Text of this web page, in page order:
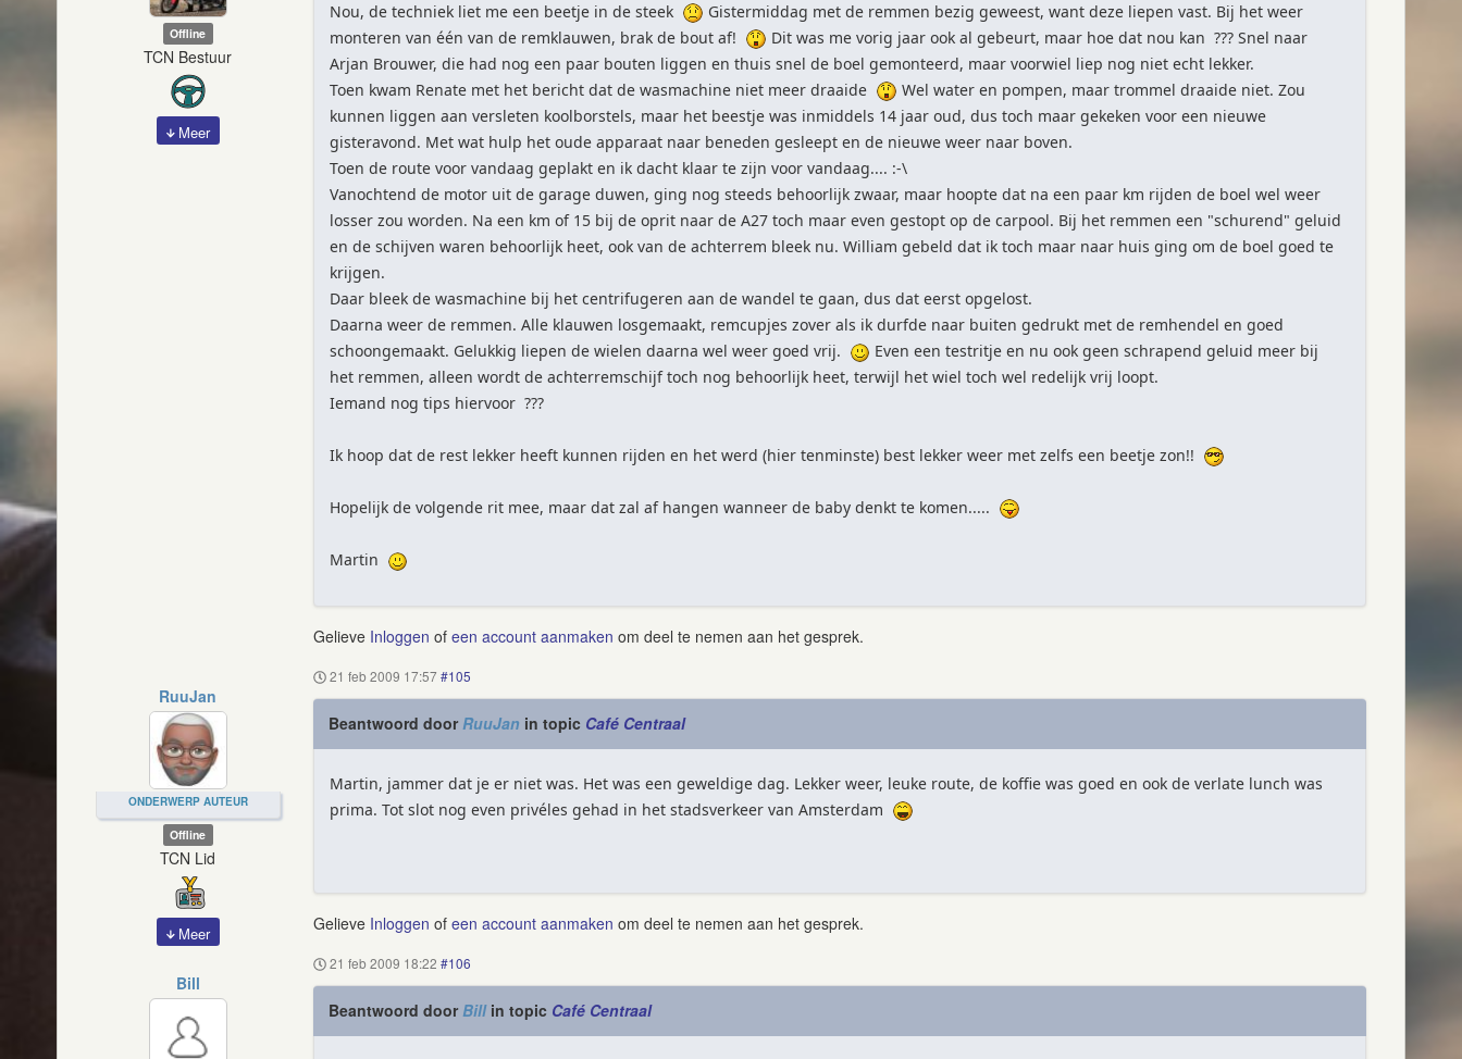
Offline
TCN Bestuur
Meer
Nou, de techniek liet me een beetje in de steek
Gistermiddag met de remmen bezig geweest, want deze liepen vast. Bij het weer
monteren van één van de remklauwen, brak de bout af!
Dit was me vorig jaar ook al gebeurt, maar hoe dat nou kan ??? Snel naar
Arjan Brouwer, die had nog een paar bouten liggen en thuis snel de boel gemonteerd, maar voorwiel liep nog niet echt lekker.
Toen kwam Renate met het bericht dat de wasmachine niet meer draaide
Wel water en pompen, maar trommel draaide niet. Zou
kunnen liggen aan versleten koolborstels, maar het beestje was inmiddels 14 jaar oud, dus toch maar gekeken voor een nieuwe
gisteravond. Met wat hulp het oude apparaat naar beneden gesleept en de nieuwe weer naar boven.
Toen de route voor vandaag geplakt en ik dacht klaar te zijn voor vandaag.... :-\
Vanochtend de motor uit de garage duwen, ging nog steeds behoorlijk zwaar, maar hoopte dat na een paar km rijden de boel wel weer
losser zou worden. Na een km of 15 bij de oprit naar de A27 toch maar even gestopt op de carpool. Bij het remmen een "schurend" geluid
en de schijven waren behoorlijk heet, ook van de achterrem bleek nu. William gebeld dat ik toch maar naar huis ging om de boel goed te
krijgen.
Daar bleek de wasmachine bij het centrifugeren aan de wandel te gaan, dus dat eerst opgelost.
Daarna weer de remmen. Alle klauwen losgemaakt, remcupjes zover als ik durfde naar buiten gedrukt met de remhendel en goed
schoongemaakt. Gelukkig liepen de wielen daarna wel weer goed vrij.
Even een testritje en nu ook geen schrapend geluid meer bij
het remmen, alleen wordt de achterremschijf toch nog behoorlijk heet, terwijl het wiel toch wel redelijk vrij loopt.
Iemand nog tips hiervoor ???
Ik hoop dat de rest lekker heeft kunnen rijden en het werd (hier tenminste) best lekker weer met zelfs een beetje zon!!
Hopelijk de volgende rit mee, maar dat zal af hangen wanneer de baby denkt te komen.....
Martin
Gelieve Inloggen of een account aanmaken om deel te nemen aan het gesprek.
RuuJan
ONDERWERP AUTEUR
Offline
TCN Lid
Meer
21 feb 2009 17:57 #105
Beantwoord doorRuuJan in topic Café Centraal
Martin, jammer dat je er niet was. Het was een geweldige dag. Lekker weer, leuke route, de koffie was goed en ook de verlate lunch was
prima. Tot slot nog even privéles gehad in het stadsverkeer van Amsterdam
Gelieve Inloggen of een account aanmaken om deel te nemen aan het gesprek.
Bill
21 feb 2009 18:22 #106
Beantwoord doorBillin topic Café Centraal